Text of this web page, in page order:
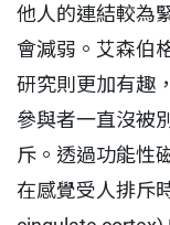
他人的連結較為
會減弱。艾森伯
研究則更加有趣
參與者一直沒被
斥。透過功能性
在感覺受人排斥